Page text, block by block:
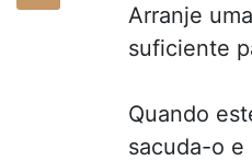
Arranje
suficiente
Quando
sacuda-o